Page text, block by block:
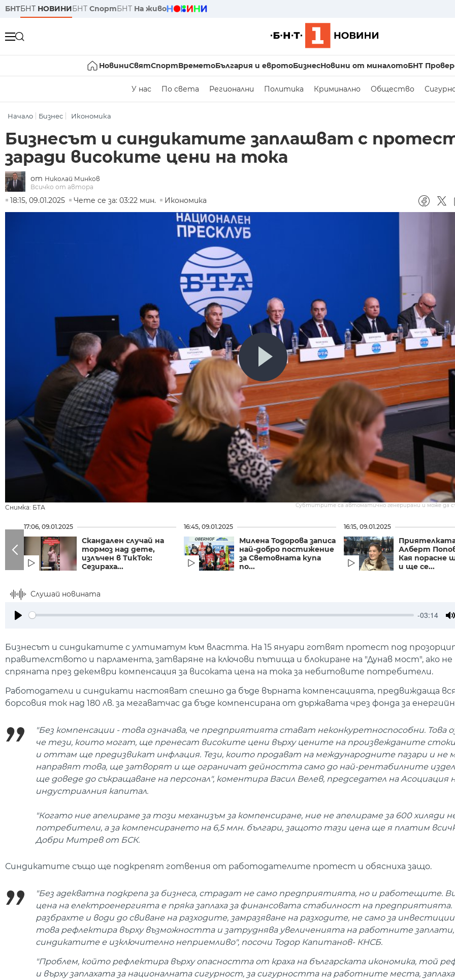
БНТБНТ НОВИНИБНТ СпортБНТ На живо
НовиниСвятСпортВреметоБългария и евротоБизнесНовини от миналотоБНТ
У нас По света Регионални Политика Криминално Общество
Начало Бизнес Икономика
Бизнесът и синдикатите заплашват с
заради високите цени на тока
от Николай Минков
Всичко от автора
18:15, 09.01.2025 Чете се за: 03:22 мин. Икономика
Снимка: БТА Субтитрите са автоматично генерирани и може да
17:06, 09.01.2025
Скандален случай на
тормоз над дете,
излъчен в ТикТок:
Сезираха...
16:45, 09.01.2025
Милена Тодорова записа
най-добро постижение
за Световната купа
по...
16:15, 09.01.2025
Алберт
Кая порасне
и ще се...
Слушай новината
-03:14
Бизнесът и синдикатите с ултиматум към властта. На 15 януари готвят протест под
правителството и парламента, затваряне на ключови пътища и блокиране на "Дунав мост", ако
спряната през декември компенсация за високата цена на тока за небитовите потребители.
Работодатели и синдикати настояват спешно да бъде върната компенсацията, предвиждаща
борсовия ток над 180 лв. за мегаватчас да бъде компенсирана от държавата чрез фонда за
"Без компенсации - това означава, че предприятията стават неконкуретноспособни. Това
че тези, които могат, ще пренесат високите цени върху цените на произвежданите стоки
и оттам ще предизвикат инфлация. Тези, които продават на международните пазари и не
направят това, ще затворят и ще ограничат дейността само до най-рентабилните
ще доведе до съкращаване на персонал", коментира Васил Велев, председател на Асоциация
индустриалния капитал.
"Когато ние апелираме за този механизъм за компенсиране, ние не апелираме за 600 хиляди
потребители, а за компенсирането на 6,5 млн. българи, защото тази цена ще я платим
Добри Митрев от БСК.
Синдикатите също ще подкрепят готвения от работодателите протест и обясниха защо.
"Без адекватна подкрепа за бизнеса, страдат не само предприятията, но и работещите.
цена на електроенергията е пряка заплаха за финансовата стабилност на
разбрахте и води до свиване на разходите, замразяване на разходите, не само за
това рефлектира върху възможността и затруднява увеличенията на работните заплати,
синдикатите е изключително неприемливо", посочи Тодор Капитанов- КНСБ.
"Проблем, който рефлектира върху опасността от краха на българската икономика, той
и върху заплахата за националната сигурност, за сигурността на работните места,